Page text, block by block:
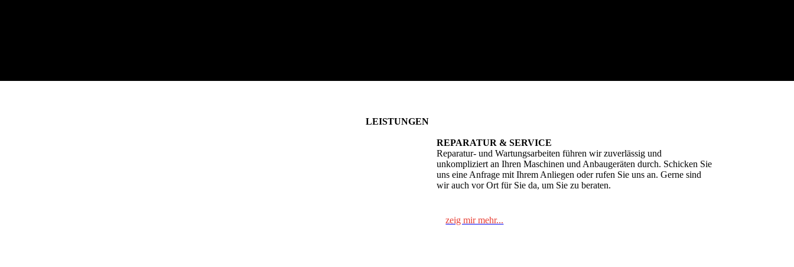
LEISTUNGEN
REPARATUR & SERVICE
Reparatur- und Wartungsarbeiten führen wir zuverlässig und
unkompliziert an Ihren Maschinen und Anbaugeräten durch. Schicken Sie
uns eine Anfrage mit Ihrem Anliegen oder rufen Sie uns an. Gerne sind
wir auch vor Ort für Sie da, um Sie zu beraten.
zeig mir mehr...